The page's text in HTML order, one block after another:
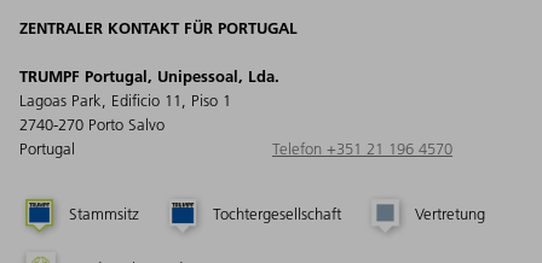
ZENTRALER KONTAKT FÜR PORTUGAL
TRUMPF Portugal, Unipessoal, Lda.
Lagoas Park, Edificio 11, Piso 1
2740-270 Porto Salvo
Portugal
Telefon +351 21 196 4570
Stammsitz Tochtergesellschaft Vertretung